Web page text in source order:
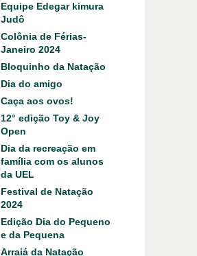
Equipe Edegar kimura
Judô
Colônia de Férias-
Janeiro 2024
Bloquinho da Natação
Dia do amigo
Caça aos ovos!
12° edição Toy & Joy
Open
Dia da recreação em
família com os alunos
da UEL
Festival de Natação
2024
Edição Dia do Pequeno
e da Pequena
Arraiá da Natação